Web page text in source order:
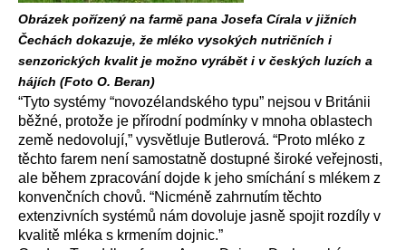
Obrázek pořízený na farmě pana Josefa Círala v jižních
Čechách dokazuje, že mléko vysokých nutričních i
senzorických kvalit je možno vyrábět i v českých luzích a
hájích (Foto O. Beran)
“Tyto systémy “novozélandského typu” nejsou v Británii
běžné, protože je přírodní podmínky v mnoha oblastech
země nedovolují,” vysvětluje Butlerová. “Proto mléko z
těchto farem není samostatně dostupné široké veřejnosti,
ale během zpracování dojde k jeho smíchání s mlékem z
konvenčních chovů. “Nicméně zahrnutím těchto
extenzivních systémů nám dovoluje jasně spojit rozdíly v
kvalitě mléka s krmením dojnic.”